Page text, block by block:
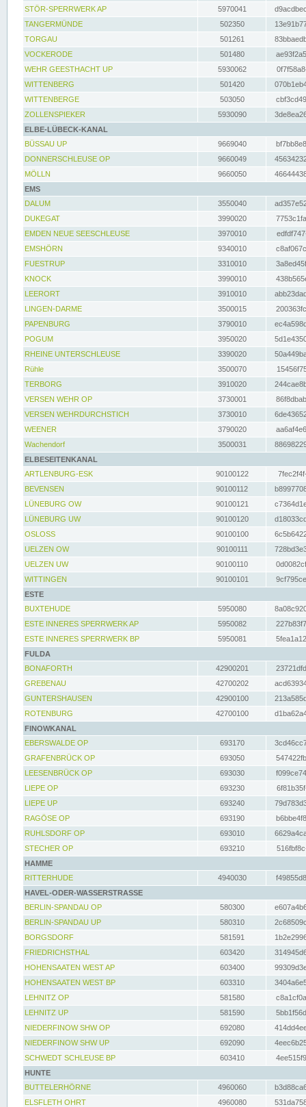
STÖR-SPERRWERK AP 5970041
TANGERMÜNDE
502350
TORGAU
501261
VOCKERODE
501480
WEHR GEESTHACHT UP
5930062
WITTENBERG
501420
WITTENBERGE
503050
ZOLLENSPIEKER
5930090
ELBE-LÜBECK-KANAL
BÜSSAU UP
9669040
DONNERSCHLEUSE OP
9660049
MÖLLN
9660050
EMS
DALUM
3550040
DUKEGAT
3990020
EMDEN NEUE SEESCHLEUSE
3970010
EMSHÖRN
9340010
FUESTRUP
3310010
KNOCK
3990010
LEERORT
3910010
LINGEN-DARME
3500015
PAPENBURG
3790010
POGUM
3950020
RHEINE UNTERSCHLEUSE
3390020
Rühle
3500070
TERBORG
3910020
VERSEN WEHR OP
3730001
VERSEN WEHRDURCHSTICH
3730010
WEENER
3790020
Wachendorf
3500031
ELBESEITENKANAL
ARTLENBURG-ESK
90100122
BEVENSEN
90100112
LÜNEBURG OW
90100121
LÜNEBURG UW
90100120
OSLOSS
90100100
UELZEN OW
90100111
UELZEN UW
90100110
WITTINGEN
90100101
ESTE
BUXTEHUDE
5950080
ESTE INNERES SPERRWERK AP
5950082
ESTE INNERES SPERRWERK BP
5950081
FULDA
BONAFORTH
42900201
GREBENAU
42700202
GUNTERSHAUSEN
42900100
ROTENBURG
42700100
FINOWKANAL
EBERSWALDE OP
693170
GRAFENBRÜCK OP
693050
LEESENBRÜCK OP
693030
LIEPE OP
693230
LIEPE UP
693240
RAGÖSE OP
693190
RUHLSDORF OP
693010
STECHER OP
693210
HAMME
RITTERHUDE
4940030
HAVEL-ODER-WASSERSTRASSE
BERLIN-SPANDAU OP
580300
BERLIN-SPANDAU UP
580310
BORGSDORF
581591
FRIEDRICHSTHAL
603420
HOHENSAATEN WEST AP
603400
HOHENSAATEN WEST BP
603310
LEHNITZ OP
581580
LEHNITZ UP
581590
NIEDERFINOW SHW OP
692080
NIEDERFINOW SHW UP
692090
SCHWEDT SCHLEUSE BP
603410
HUNTE
BUTTELERHÖRNE
4960060
ELSFLETH OHRT
4960080